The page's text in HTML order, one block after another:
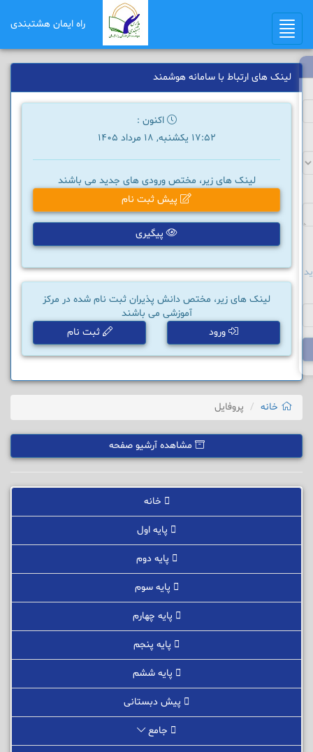
Toggle
navigation
راه ایمان هشتبندی
لینک های ارتباط با سامانه هوشمند
اکنون :
17:52 یکشنبه, 18 مرداد 1405
لینک های زیر، مختص ورودی های جدید می باشند
پیش ثبت نام
پیگیری
لینک های زیر، مختص دانش پذیران ثبت نام شده در مرکز
آموزشی می باشند
ورود
ثبت نام
خانه پروفایل
مشاهده آرشیو صفحه
خانه
پایه اول
پایه دوم
پایه سوم
پایه چهارم
پایه پنجم
پایه ششم
پیش دبستانی
جامع